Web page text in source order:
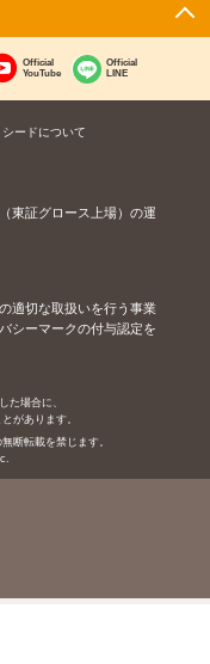
Official
YouTube
Official
LINE
シードについて
東証グロース上場）の運
適切な取扱いを行う事業
シーマークの付与認定を
た場合に、
があります。
断転載を禁じます。